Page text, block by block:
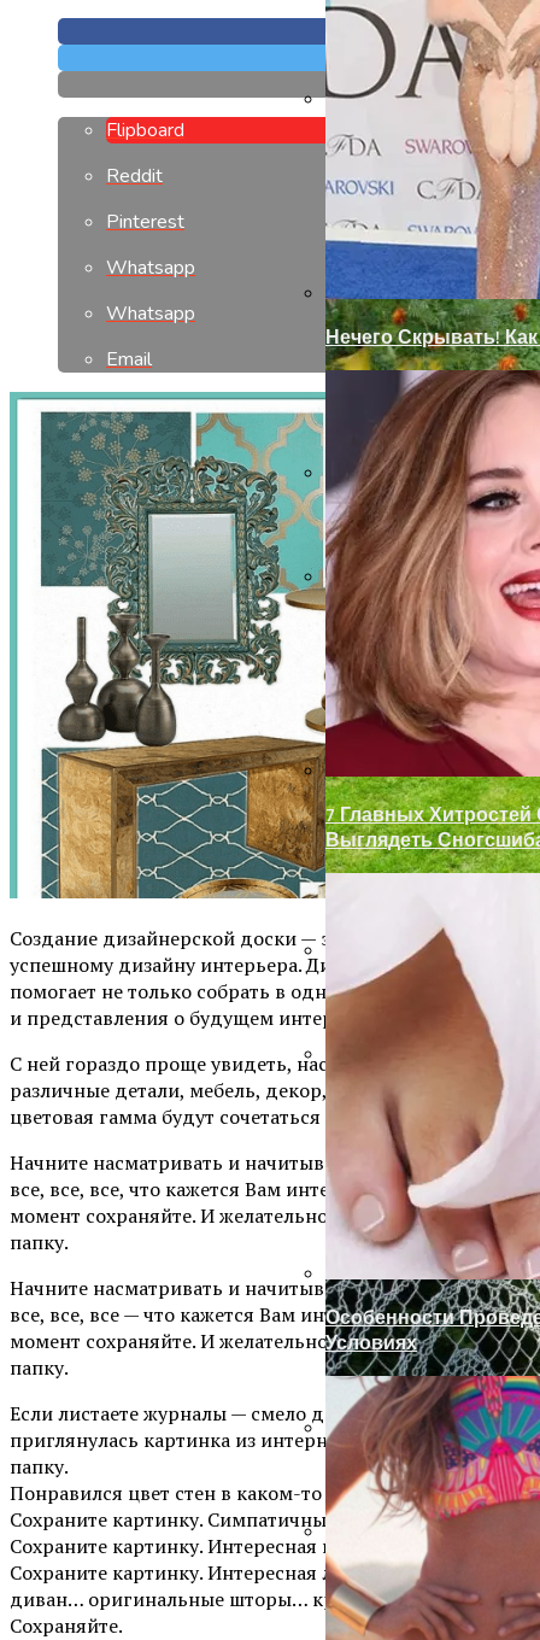
Установка Доборов
Замки С Ручкой Для
Ручка-Защелка Для
Запоры На
Современный
Декор Для Участка
Готовим Газон К
Украшение Забора
Нечего Скрывать!
7 Главных
Выглядеть
Особенности
Условиях
Flipboard
Reddit
Pinterest
Whatsapp
Whatsapp
Email
Создание дизайнерской доски — это важный шаг к
успешному дизайну интерьера. Дизайнерская доска
помогает не только собрать в одном месте ваши идеи
и представления о будущем интерьере.
С ней гораздо проще увидеть, насколько гармонично
различные детали, мебель, декор, аксессуары и и их
цветовая гамма будут сочетаться между собой.
Начните насматривать и начитывать информацию. И
все, все, все, что кажется Вам интересным в данный
момент сохраняйте. И желательно — собирайте в одну
папку.
Начните насматривать и начитывать информацию. И
все, все, все — что кажется Вам интересным в данный
момент сохраняйте. И желательно — собирайте в одну
папку.
Если листаете журналы — смело делайте вырезки. Если
приглянулась картинка из интернета — копируйте в
папку.
Понравился цвет стен в каком-то интерьере?
Сохраните картинку. Симпатичный рисунок на обоях?
Сохраните картинку. Интересная планировка?
Сохраните картинку. Интересная люстра… милый
диван… оригинальные шторы… красивая картина..
Сохраняйте.